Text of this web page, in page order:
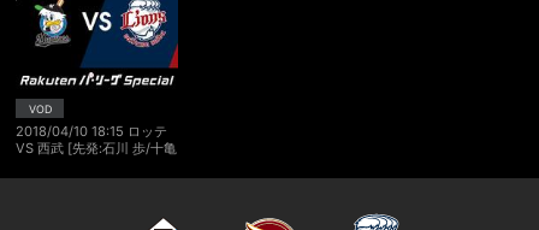
VOD
2018/04/10 18:15 ロッテ
VS 西武 [先発:石川 歩/十亀